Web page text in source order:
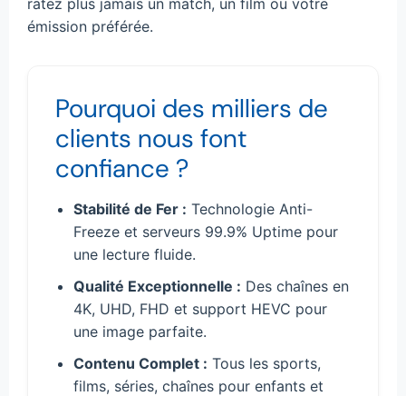
émission préférée.
Pourquoi des milliers de
clients nous font
confiance ?
Stabilité de Fer : Technologie Anti-
Freeze et serveurs 99.9% Uptime pour
une lecture fluide.
Qualité Exceptionnelle : Des chaînes en
4K, UHD, FHD et support HEVC pour
une image parfaite.
Contenu Complet : Tous les sports,
films, séries, chaînes pour enfants et